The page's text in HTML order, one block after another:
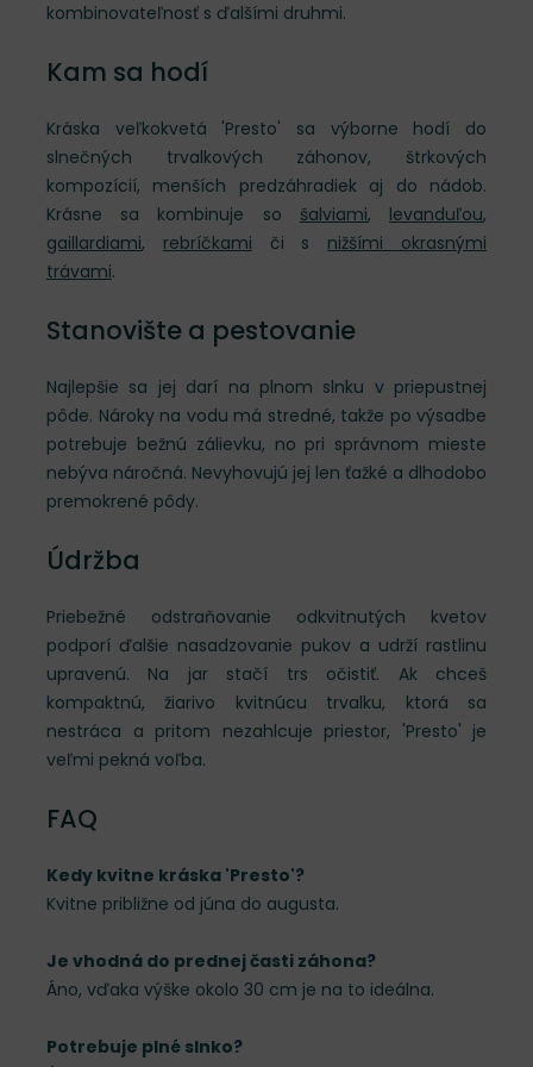
kombinovateľnosť s ďalšími druhmi.
Kam sa hodí
Kráska veľkokvetá 'Presto' sa výborne hodí do
slnečných trvalkových záhonov, štrkových
kompozícií, menších predzáhradiek aj do nádob.
Krásne sa kombinuje so šalviami, levanduľou,
gaillardiami, rebríčkami či s nižšími okrasnými
trávami.
Stanovište a pestovanie
Najlepšie sa jej darí na plnom slnku v priepustnej
pôde. Nároky na vodu má stredné, takže po výsadbe
potrebuje bežnú zálievku, no pri správnom mieste
nebýva náročná. Nevyhovujú jej len ťažké a dlhodobo
premokrené pôdy.
Údržba
Priebežné odstraňovanie odkvitnutých kvetov
podporí ďalšie nasadzovanie pukov a udrží rastlinu
upravenú. Na jar stačí trs očistiť. Ak chceš
kompaktnú, žiarivo kvitnúcu trvalku, ktorá sa
nestráca a pritom nezahlcuje priestor, 'Presto' je
veľmi pekná voľba.
FAQ
Kedy kvitne kráska 'Presto'?
Kvitne približne od júna do augusta.
Je vhodná do prednej časti záhona?
Áno, vďaka výške okolo 30 cm je na to ideálna.
Potrebuje plné slnko?